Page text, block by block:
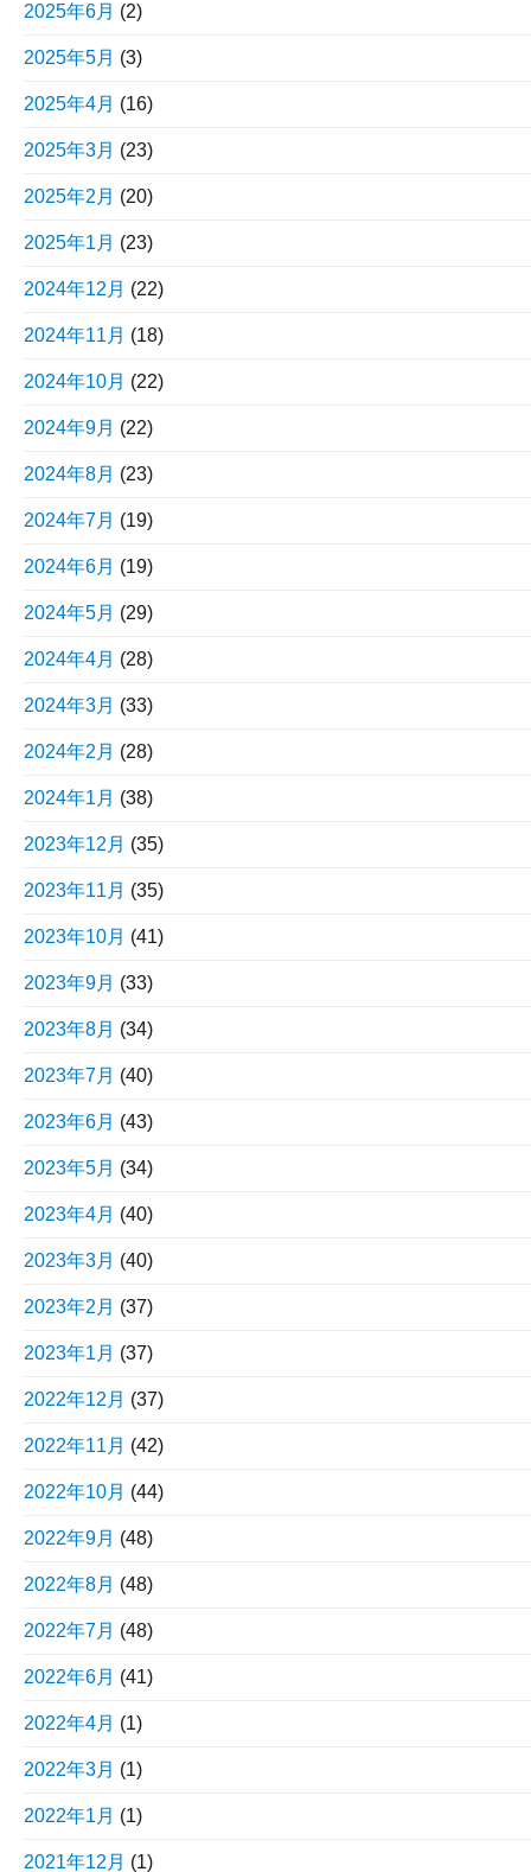
2025年6月 (2)
2025年5月 (3)
2025年4月 (16)
2025年3月 (23)
2025年2月 (20)
2025年1月 (23)
2024年12月 (22)
2024年11月 (18)
2024年10月 (22)
2024年9月 (22)
2024年8月 (23)
2024年7月 (19)
2024年6月 (19)
2024年5月 (29)
2024年4月 (28)
2024年3月 (33)
2024年2月 (28)
2024年1月 (38)
2023年12月 (35)
2023年11月 (35)
2023年10月 (41)
2023年9月 (33)
2023年8月 (34)
2023年7月 (40)
2023年6月 (43)
2023年5月 (34)
2023年4月 (40)
2023年3月 (40)
2023年2月 (37)
2023年1月 (37)
2022年12月 (37)
2022年11月 (42)
2022年10月 (44)
2022年9月 (48)
2022年8月 (48)
2022年7月 (48)
2022年6月 (41)
2022年4月 (1)
2022年3月 (1)
2022年1月 (1)
2021年12月 (1)